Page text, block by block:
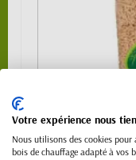
Votre expérience nous
Nous utilisons des cookies
bois de chauffage adapté à vos